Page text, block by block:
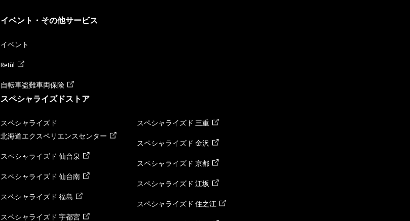
イベント・その他サービス
イベント
Retül
自転車盗難車両保険
スペシャライズドストア
スペシャライズド
北海道エクスペリエンスセンター
スペシャライズド 仙台泉
スペシャライズド 仙台南
スペシャライズド 福島
スペシャライズド 宇都宮
スペシャライズド 三重
スペシャライズド 金沢
スペシャライズド 京都
スペシャライズド 江坂
スペシャライズド 住之江